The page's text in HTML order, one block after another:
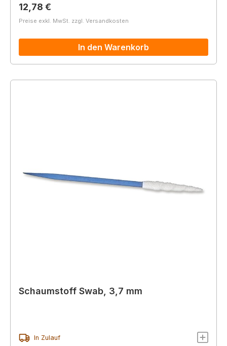
Regulärer Preis:
12,78 €
Preise exkl. MwSt. zzgl. Versandkosten
In den Warenkorb
Schaumstoff Swab, 3,7 mm
In Zulauf